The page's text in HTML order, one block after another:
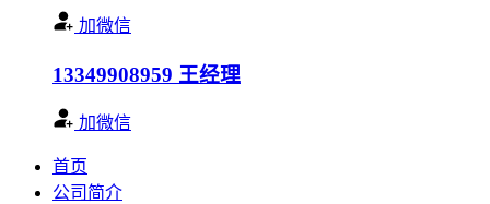
加微信
13349908959 王经理
加微信
首页
公司简介